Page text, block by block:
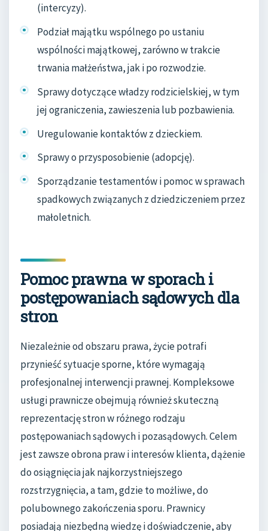
(intercyzy).
Podział majątku wspólnego po ustaniu
wspólności majątkowej, zarówno w trakcie
trwania małżeństwa, jak i po rozwodzie.
Sprawy dotyczące władzy rodzicielskiej, w tym
jej ograniczenia, zawieszenia lub pozbawienia.
Uregulowanie kontaktów z dzieckiem.
Sprawy o przysposobienie (adopcję).
Sporządzanie testamentów i pomoc w sprawach
spadkowych związanych z dziedziczeniem przez
małoletnich.
Pomoc prawna w sporach i
postępowaniach sądowych dla
stron
Niezależnie od obszaru prawa, życie potrafi
przynieść sytuacje sporne, które wymagają
profesjonalnej interwencji prawnej. Kompleksowe
usługi prawnicze obejmują również skuteczną
reprezentację stron w różnego rodzaju
postępowaniach sądowych i pozasądowych. Celem
jest zawsze obrona praw i interesów klienta, dążenie
do osiągnięcia jak najkorzystniejszego
rozstrzygnięcia, a tam, gdzie to możliwe, do
polubownego zakończenia sporu. Prawnicy
posiadają niezbędną wiedzę i doświadczenie, aby